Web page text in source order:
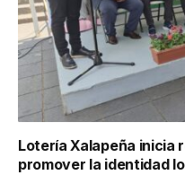
Lotería Xalapeña inicia
promover la identidad